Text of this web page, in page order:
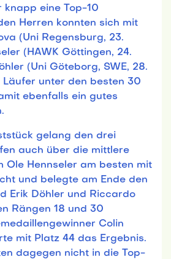
knapp eine Top-10
Herren konnten sich mit
(Uni Regensburg, 23.
(HAWK Göttingen, 24.
(Uni Göteborg, SWE, 28.
unter den besten 30
ebenfalls ein gutes
gelang den drei
auch über die mittlere
Ole Hennseler am besten mit
und belegte am Ende den
Erik Döhler und Riccardo
Rängen 18 und 30
Colin
mit Platz 44 das Ergebnis.
dagegen nicht in die Top-